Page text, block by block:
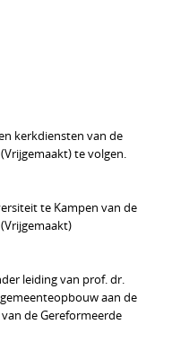
kerkdiensten van de
te volgen.
te Kampen van de
leiding van prof. dr.
aan de
de Gereformeerde